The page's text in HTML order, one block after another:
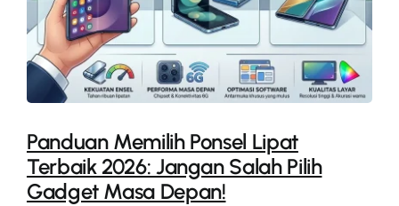
Panduan Memilih Ponsel Lipat
Terbaik 2026: Jangan Salah Pilih
Gadget Masa Depan!